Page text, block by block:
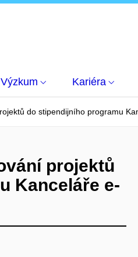
Výzkum Kariéra
do stipendijního programu
projektů
Kanceláře e-